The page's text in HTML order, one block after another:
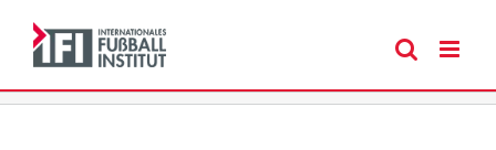
Inhalt
springen